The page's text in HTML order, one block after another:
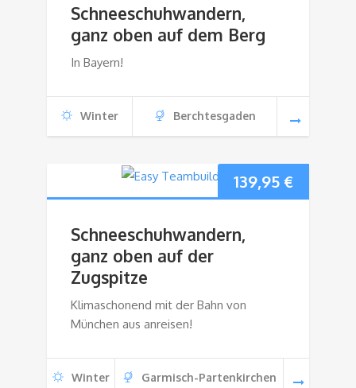
Schneeschuhwandern,
ganz oben auf dem Berg
In Bayern!
Winter Berchtesgaden
139,95 €
Schneeschuhwandern,
ganz oben auf der
Zugspitze
Klimaschonend mit der Bahn von
München aus anreisen!
Winter Garmisch-Partenkirchen